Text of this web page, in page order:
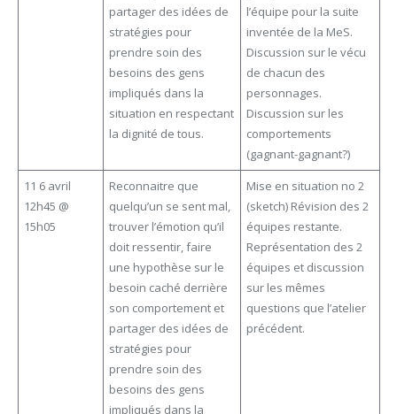
partager des idées de
stratégies pour
prendre soin des
besoins des gens
impliqués dans la
situation en respectant
la dignité de tous.
l’équipe pour la suite
inventée de la MeS.
Discussion sur le vécu
de chacun des
personnages.
Discussion sur les
comportements
(gagnant-gagnant?)
11 6 avril
12h45 @
15h05
Reconnaitre que
quelqu’un se sent mal,
trouver l’émotion qu’il
doit ressentir, faire
une hypothèse sur le
besoin caché derrière
son comportement et
partager des idées de
stratégies pour
prendre soin des
besoins des gens
impliqués dans la
Mise en situation no 2
(sketch) Révision des 2
équipes restante.
Représentation des 2
équipes et discussion
sur les mêmes
questions que l’atelier
précédent.